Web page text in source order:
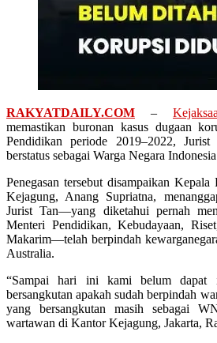
RAKYATDAILY.COM –
memastikan buronan kasus dugaan
Pendidikan periode 2019–2022,
berstatus sebagai Warga Negara
Penegasan tersebut disampaikan
Kejagung, Anang Supriatna,
Jurist Tan—yang diketahui pernah
Menteri Pendidikan, Kebudayaan,
Makarim—telah berpindah
Australia.
“Sampai hari ini kami belum dapat
bersangkutan apakah sudah berpindah
yang bersangkutan masih sebagai
wartawan di Kantor Kejagung, Jakarta,